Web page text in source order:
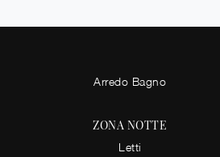
Arredo Bagno
ZONA NOTTE
Letti